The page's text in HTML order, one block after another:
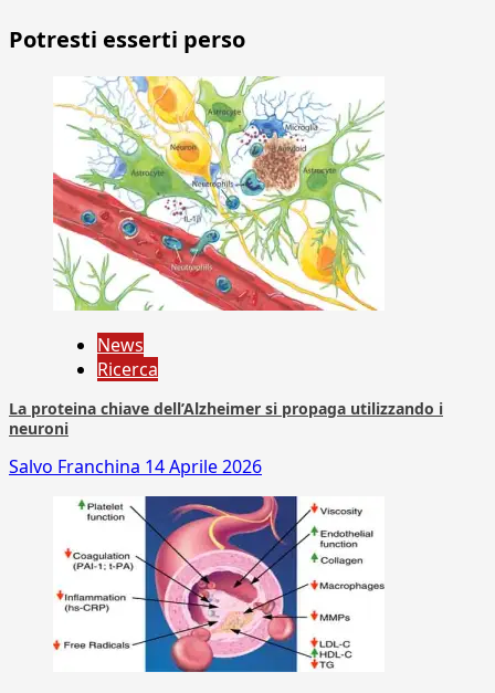
Potresti esserti perso
News
Ricerca
La proteina chiave dell’Alzheimer si propaga utilizzando i
neuroni
Salvo Franchina 14 Aprile 2026